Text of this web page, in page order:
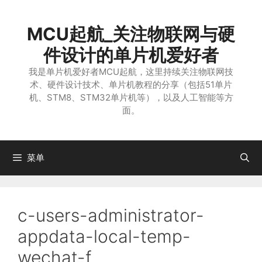
MCU起航_关注物联网与硬
件设计的单片机爱好者
我是单片机爱好者MCU起航，这里持续关注物联网技
术、硬件设计技术、单片机教程的分享（包括51单片
机、STM8、STM32单片机等），以及人工智能等方
面。
菜单
c-users-administrator-
appdata-local-temp-
wechat-f